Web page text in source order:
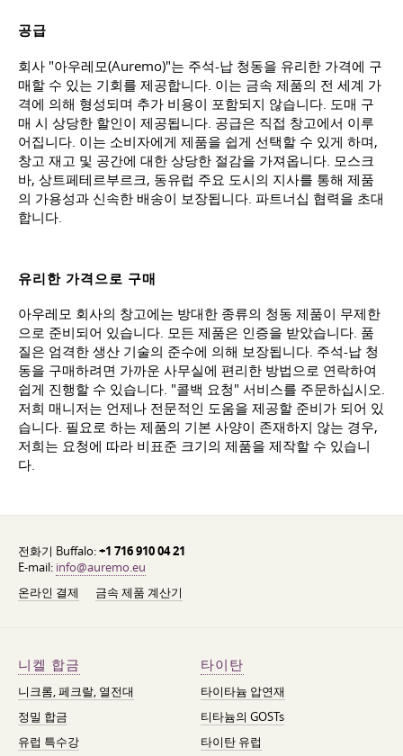
공급
회사 "아우레모(Auremo)"는 주석-납 청동을 유리한 가격에 구
매할 수 있는 기회를 제공합니다. 이는 금속 제품의 전 세계 가
격에 의해 형성되며 추가 비용이 포함되지 않습니다. 도매 구
매 시 상당한 할인이 제공됩니다. 공급은 직접 창고에서 이루
어집니다. 이는 소비자에게 제품을 쉽게 선택할 수 있게 하며,
창고 재고 및 공간에 대한 상당한 절감을 가져옵니다. 모스크
바, 상트페테르부르크, 동유럽 주요 도시의 지사를 통해 제품
의 가용성과 신속한 배송이 보장됩니다. 파트너십 협력을 초대
합니다.
유리한 가격으로 구매
아우레모 회사의 창고에는 방대한 종류의 청동 제품이 무제한
으로 준비되어 있습니다. 모든 제품은 인증을 받았습니다. 품
질은 엄격한 생산 기술의 준수에 의해 보장됩니다. 주석-납 청
동을 구매하려면 가까운 사무실에 편리한 방법으로 연락하여
쉽게 진행할 수 있습니다. "콜백 요청" 서비스를 주문하십시오.
저희 매니저는 언제나 전문적인 도움을 제공할 준비가 되어 있
습니다. 필요로 하는 제품의 기본 사양이 존재하지 않는 경우,
저희는 요청에 따라 비표준 크기의 제품을 제작할 수 있습니
다.
전화기 Buffalo:+1 716 910 04 21
E-mail: info@auremo.eu
온라인 결제
금속 제품 계산기
니켈 합금
니크롬, 페크랄, 열전대
정밀 합금
유럽 특수강
타이탄
타이타늄 압연재
티타늄의 GOSTs
타이탄 유럽